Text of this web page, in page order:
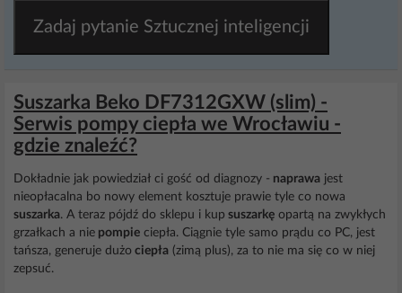
Zadaj pytanie Sztucznej inteligencji
Suszarka Beko DF7312GXW (slim) -
Serwis pompy ciepła we Wrocławiu -
gdzie znaleźć?
Dokładnie jak powiedział ci gość od diagnozy - naprawa jest
nieopłacalna bo nowy element kosztuje prawie tyle co nowa
suszarka. A teraz pójdź do sklepu i kup suszarkę opartą na zwykłych
grzałkach a nie pompie ciepła. Ciągnie tyle samo prądu co PC, jest
tańsza, generuje dużo ciepła (zimą plus), za to nie ma się co w niej
zepsuć.